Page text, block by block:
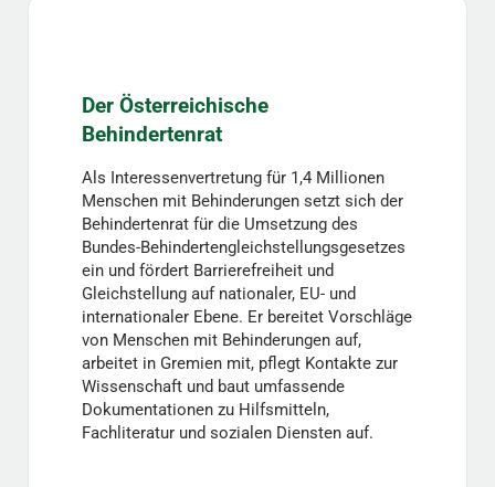
Der Österreichische
Behindertenrat
Als Interessenvertretung für 1,4 Millionen
Menschen mit Behinderungen setzt sich der
Behindertenrat für die Umsetzung des
Bundes-Behindertengleichstellungsgesetzes
ein und fördert Barrierefreiheit und
Gleichstellung auf nationaler, EU- und
internationaler Ebene. Er bereitet Vorschläge
von Menschen mit Behinderungen auf,
arbeitet in Gremien mit, pflegt Kontakte zur
Wissenschaft und baut umfassende
Dokumentationen zu Hilfsmitteln,
Fachliteratur und sozialen Diensten auf.